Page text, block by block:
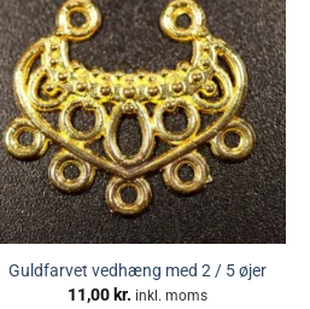
Guldfarvet vedhæng med 2 / 5 øjer
11,00 kr. inkl. moms